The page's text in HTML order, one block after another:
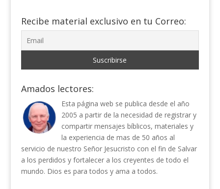
Recibe material exclusivo en tu Correo:
Amados lectores:
Esta página web se publica desde el año
2005 a partir de la necesidad de registrar y
compartir mensajes bíblicos, materiales y
la experiencia de mas de 50 años al
servicio de nuestro Señor Jesucristo con el fin de Salvar
a los perdidos y fortalecer a los creyentes de todo el
mundo. Dios es para todos y ama a todos.